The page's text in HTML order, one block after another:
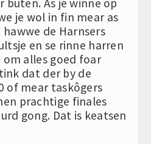
bûten. As je winne op
je wol in fin mear as
de Harnsers
en se rinne harren
alles goed foar
dat der by de
of mear taskôgers
prachtige finales
gong. Dat is keatsen